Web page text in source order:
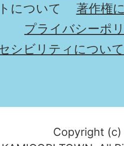
について
著作権
プライバシーポ
シビリティについて
Copyright (c)